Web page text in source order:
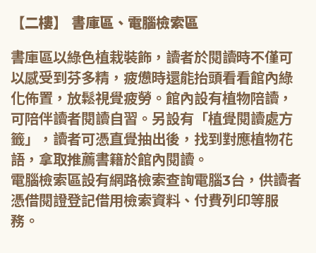
【二樓】 書庫區、電腦檢索區
書庫區以綠色植栽裝飾，讀者於閱讀時不僅可
以感受到芬多精，疲憊時還能抬頭看看館內綠
化佈置，放鬆視覺疲勞。館內設有植物陪讀，
可陪伴讀者閱讀自習。另設有「植覺閱讀處方
籤」，讀者可憑直覺抽出後，找到對應植物花
語，拿取推薦書籍於館內閱讀。
電腦檢索區設有網路檢索查詢電腦3台，供讀者
憑借閱證登記借用檢索資料、付費列印等服
務。